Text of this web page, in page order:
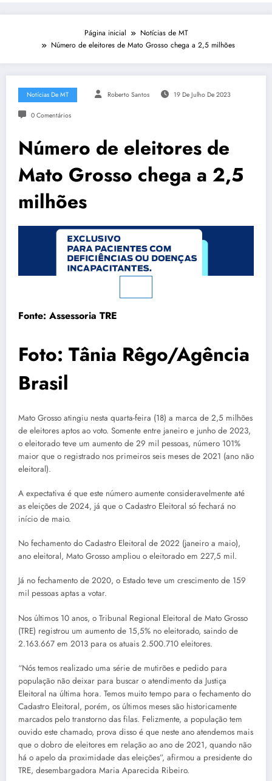
Página inicial
Notícias de MT
Número de eleitores de Mato Grosso chega a 2,5 milhões
Notícias De MT Roberto Santos 19 De Julho De 2023
0 Comentários
Número de eleitores de
Mato Grosso chega a 2,5
milhões
Fonte: Assessoria TRE
Foto: Tânia Rêgo/Agência
Brasil
Mato Grosso atingiu nesta quarta-feira (18) a marca de 2,5 milhões
de eleitores aptos ao voto. Somente entre janeiro e junho de 2023,
o eleitorado teve um aumento de 29 mil pessoas, número 101%
maior que o registrado nos primeiros seis meses de 2021 (ano não
eleitoral).
A expectativa é que este número aumente consideravelmente até
as eleições de 2024, já que o Cadastro Eleitoral só fechará no
início de maio.
No fechamento do Cadastro Eleitoral de 2022 (janeiro a maio),
ano eleitoral, Mato Grosso ampliou o eleitorado em 227,5 mil.
Já no fechamento de 2020, o Estado teve um crescimento de 159
mil pessoas aptas a votar.
Nos últimos 10 anos, o Tribunal Regional Eleitoral de Mato Grosso
(TRE) registrou um aumento de 15,5% no eleitorado, saindo de
2.163.667 em 2013 para os atuais 2.500.710 eleitores.
“Nós temos realizado uma série de mutirões e pedido para
população não deixar para buscar o atendimento da Justiça
Eleitoral na última hora. Temos muito tempo para o fechamento do
Cadastro Eleitoral, porém, os últimos meses são historicamente
marcados pelo transtorno das filas. Felizmente, a população tem
ouvido este chamado, prova disso é que neste ano atendemos mais
que o dobro de eleitores em relação ao ano de 2021, quando não
há o apelo da proximidade das eleições”, afirmou a presidente do
TRE, desembargadora Maria Aparecida Ribeiro.